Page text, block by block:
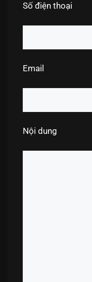
Số điện thoại
Email
Nội dung